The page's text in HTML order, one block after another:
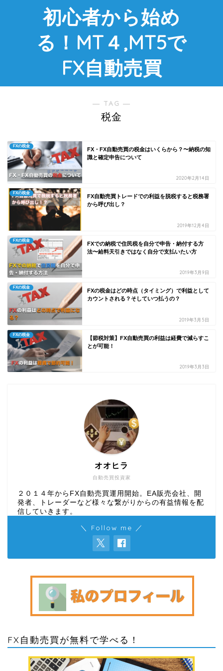
初心者から始め
る！MT４,MT5で
FX自動売買
― TAG ―
税金
FXの税金
FX・FX自動売買の税金はいくらから？〜納税の知
識と確定申告について
2020年2月14日
FXの税金
FX自動売買トレードでの利益を脱税すると税務署
から呼び出し？
2019年12月4日
FXの税金
FXでの納税で住民税を自分で申告・納付する方
法〜給料天引きではなく自分で支払いたい方
2019年3月9日
FXの税金
FXの税金はどの時点（タイミング）で利益として
カウントされる？そしていつ払うの？
2019年3月5日
FXの税金
【節税対策】FX自動売買の利益は経費で減らすこ
とが可能！
2019年3月3日
自動売買投資家
オオヒラ
２０１４年からFX自動売買運用開始。EA販売会社、開
発者、トレーダーなど様々な繋がりからの有益情報を配
信していきます。
＼ Follow me ／
FX自動売買が無料で学べる！